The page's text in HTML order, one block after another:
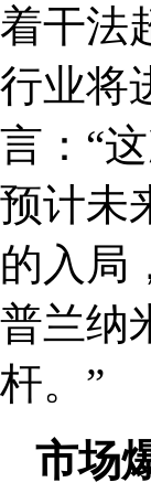
着干法
行业将
言：“
预计未
的入局
普兰纳
杆。”
市场